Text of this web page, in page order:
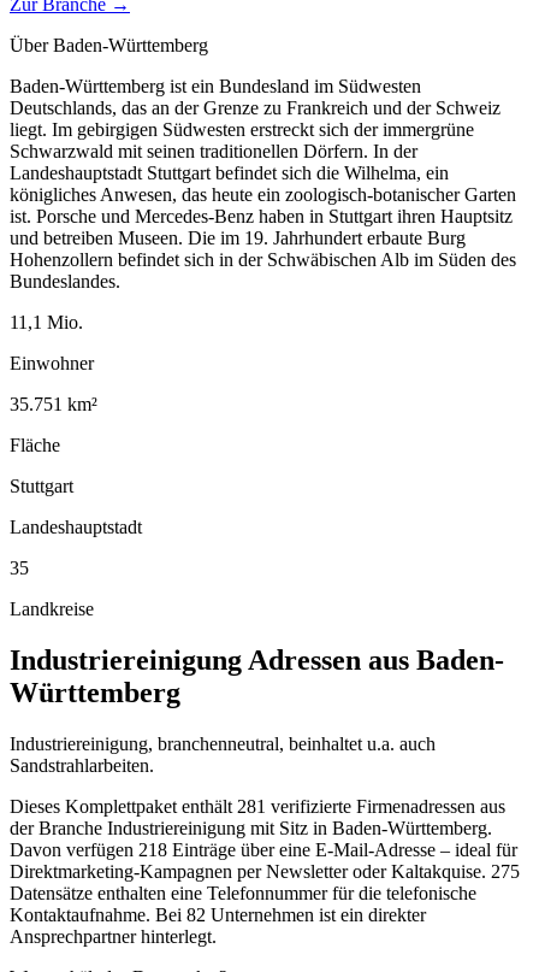
ÜberBaden-Württemberg
Baden-Württemberg ist ein Bundesland im Südwesten
Deutschlands, das an der Grenze zu Frankreich und der Schweiz
liegt. Im gebirgigen Südwesten erstreckt sich der immergrüne
Schwarzwald mit seinen traditionellen Dörfern. In der
Landeshauptstadt Stuttgart befindet sich die Wilhelma, ein
königliches Anwesen, das heute ein zoologisch-botanischer Garten
ist. Porsche und Mercedes-Benz haben in Stuttgart ihren Hauptsitz
und betreiben Museen. Die im 19. Jahrhundert erbaute Burg
Hohenzollern befindet sich in der Schwäbischen Alb im Süden des
Bundeslandes.
11,1 Mio.
Einwohner
35.751 km²
Fläche
Stuttgart
Landeshauptstadt
35
Landkreise
Industriereinigung Adressen aus Baden-
Württemberg
Industriereinigung, branchenneutral, beinhaltet u.a. auch
Sandstrahlarbeiten.
Dieses Komplettpaket enthält 281 verifizierte Firmenadressen aus
der Branche Industriereinigung mit Sitz in Baden-Württemberg.
Davon verfügen 218 Einträge über eine E-Mail-Adresse – ideal für
Direktmarketing-Kampagnen per Newsletter oder Kaltakquise. 275
Datensätze enthalten eine Telefonnummer für die telefonische
Kontaktaufnahme. Bei 82 Unternehmen ist ein direkter
Ansprechpartner hinterlegt.